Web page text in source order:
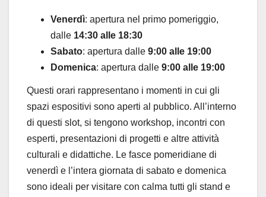
Venerdì: apertura nel primo pomeriggio,
dalle 14:30 alle 18:30
Sabato: apertura dalle 9:00 alle 19:00
Domenica: apertura dalle 9:00 alle 19:00
Questi orari rappresentano i momenti in cui gli
spazi espositivi sono aperti al pubblico. All’interno
di questi slot, si tengono workshop, incontri con
esperti, presentazioni di progetti e altre attività
culturali e didattiche. Le fasce pomeridiane di
venerdì e l’intera giornata di sabato e domenica
sono ideali per visitare con calma tutti gli stand e